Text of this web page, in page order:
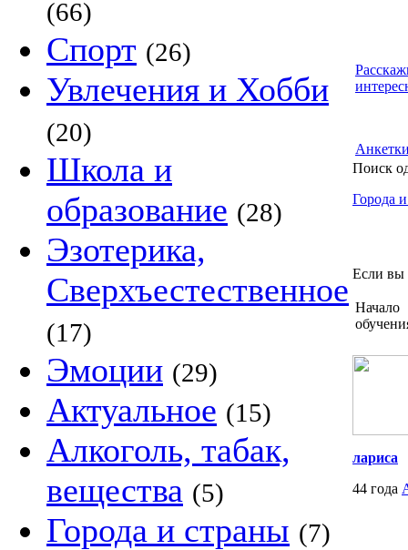
(66)
Спорт (26)
Увлечения и Хобби
(20)
Школа и
образование (28)
Эзотерика,
Сверхъестественное
(17)
Эмоции (29)
Актуальное (15)
Алкоголь, табак,
вещества (5)
Города и страны (7)
Поиск
Города
Если вы
Начало
лариса
44 года